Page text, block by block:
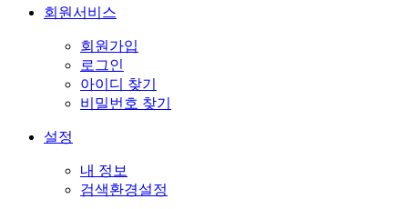
회원서비스
회원가입
로그인
아이디 찾기
비밀번호 찾기
설정
내 정보
검색환경설정